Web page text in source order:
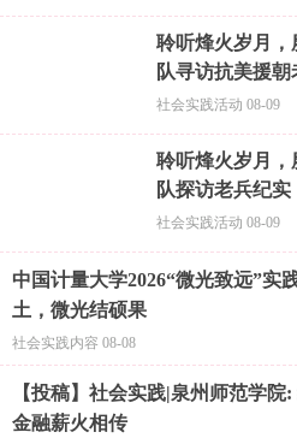
聆听烽火岁月
队寻访抗美援朝
社会实践活动 08-09
聆听烽火岁月
队探访老兵纪实
社会实践活动 08-09
中国计量大学2026“微光致远”
土，微光结硕果
社会实践内容 08-08
【投稿】社会实践|泉州师范学
金融薪火相传